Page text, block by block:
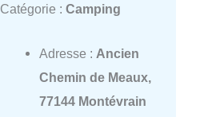
Catégorie : Camping
Adresse : Ancien
Chemin de Meaux,
77144 Montévrain